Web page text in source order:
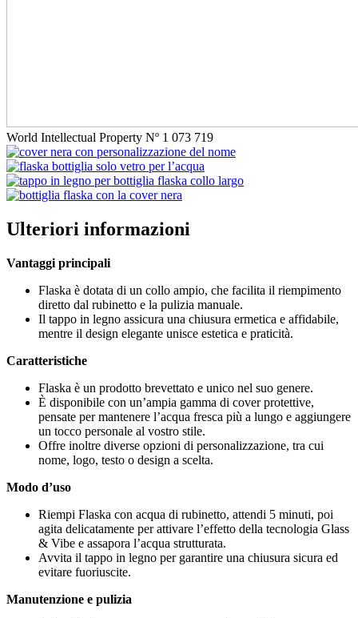
World Intellectual Property Nº 1 073 719
Ulteriori informazioni
Vantaggi principali
Flaska è dotata di un collo ampio, che facilita il riempimento
diretto dal rubinetto e la pulizia manuale.
Il tappo in legno assicura una chiusura ermetica e affidabile,
mentre il design elegante unisce estetica e praticità.
Caratteristiche
Flaska è un prodotto brevettato e unico nel suo genere.
È disponibile con un’ampia gamma di cover protettive,
pensate per mantenere l’acqua fresca più a lungo e aggiungere
un tocco personale al vostro stile.
Offre inoltre diverse opzioni di personalizzazione, tra cui
nome, logo, testo o design a scelta.
Modo d’uso
Riempi Flaska con acqua di rubinetto, attendi 5 minuti, poi
agita delicatamente per attivare l’effetto della tecnologia Glass
& Vibe e assapora l’acqua strutturata.
Avvita il tappo in legno per garantire una chiusura sicura ed
evitare fuoriuscite.
Manutenzione e pulizia